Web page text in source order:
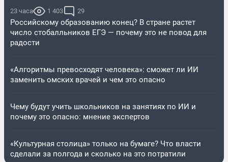
23 часа 1 403 29
Российскому образованию конец? В стране растет
число стобалльников ЕГЭ — почему это не повод для
радости
«Алгоритмы превосходят человека»: сможет ли ИИ
заменить омских врачей и чем это опасно
Чему будут учить школьников на занятиях по ИИ и
почему это опасно: мнение экспертов
«Культурная столица» только на бумаге? Что власти
сделали за полгода и сколько на это потратили